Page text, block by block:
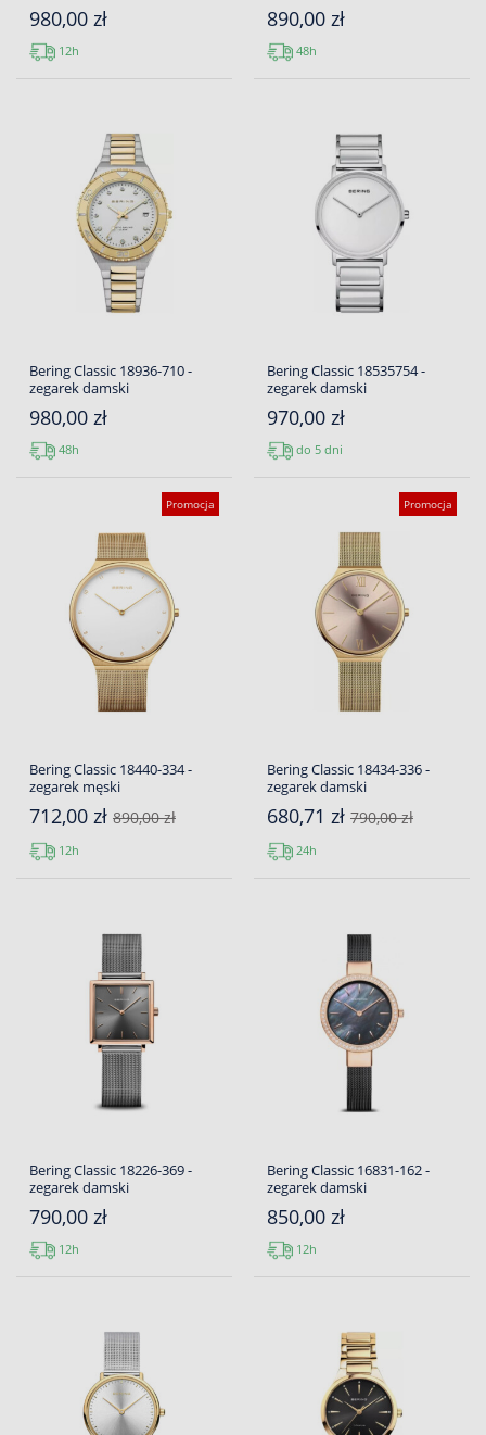
980,00 zł
12h
890,00 zł
48h
Bering Classic 18936-710 -
zegarek damski
980,00 zł
48h
Bering Classic 18535754 -
zegarek damski
970,00 zł
do 5 dni
Promocja
Bering Classic 18440-334 -
zegarek męski
712,00 zł 890,00 zł
12h
Promocja
Bering Classic 18434-336 -
zegarek damski
680,71 zł 790,00 zł
24h
Bering Classic 18226-369 -
zegarek damski
790,00 zł
12h
Bering Classic 16831-162 -
zegarek damski
850,00 zł
12h